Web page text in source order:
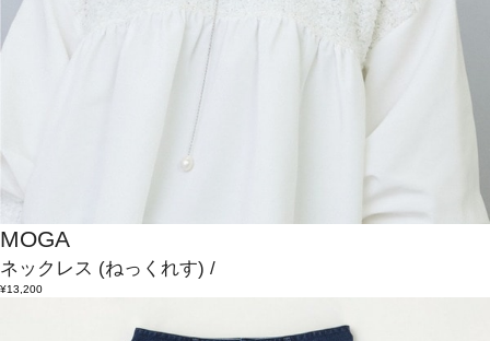
MOGA
ネックレス (ねっくれす) /
¥13,200